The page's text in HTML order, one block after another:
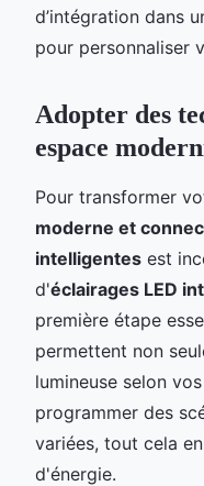
d’intégration dans
pour personnaliser
Adopter des
espace
Pour transformer
moderne et
intelligentes est
d'éclairages LED
première étape
permettent non
lumineuse selon
programmer des
variées, tout cela
d'énergie.